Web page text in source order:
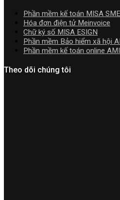
Phần mềm kế toán MISA SME
Hóa đơn điện tử Meinvoice
Chữ ký số MISA ESIGN
Phần mềm Bảo hiểm xã hội
Phần mềm kế toán online
Theo dõi chúng tôi